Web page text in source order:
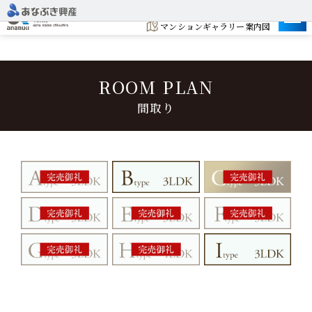
マンションギャラリー案内図
ROOM PLAN
間取り